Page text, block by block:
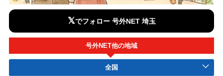
𝕏でフォロー 号外NET 埼玉
号外NET他の地域
全国